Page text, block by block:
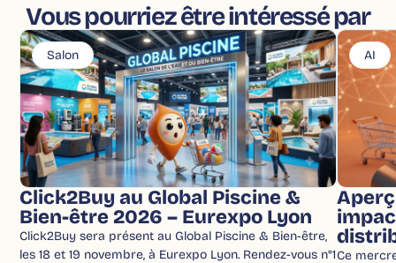
Vous pourriez être intéressé par
Salon
Click2Buy au Global Piscine &
Bien-être 2026 – Eurexpo Lyon
Click2Buy sera présent au Global Piscine & Bien-être,
les 18 et 19 novembre, à Eurexpo Lyon. Rendez-vous n°1
AI
Ce